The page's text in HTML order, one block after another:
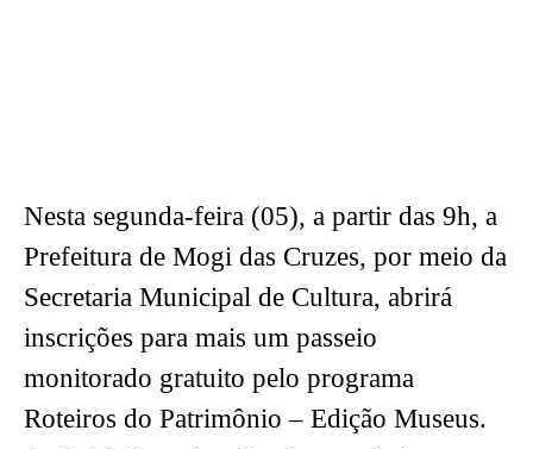
Nesta segunda-feira (05), a partir das 9h, a
Prefeitura de Mogi das Cruzes, por meio da
Secretaria Municipal de Cultura, abrirá
inscrições para mais um passeio
monitorado gratuito pelo programa
Roteiros do Patrimônio – Edição Museus.